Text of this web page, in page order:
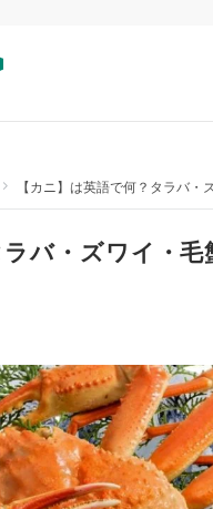
【カニ】は英語で何？タラバ・
ラバ・ズワイ・